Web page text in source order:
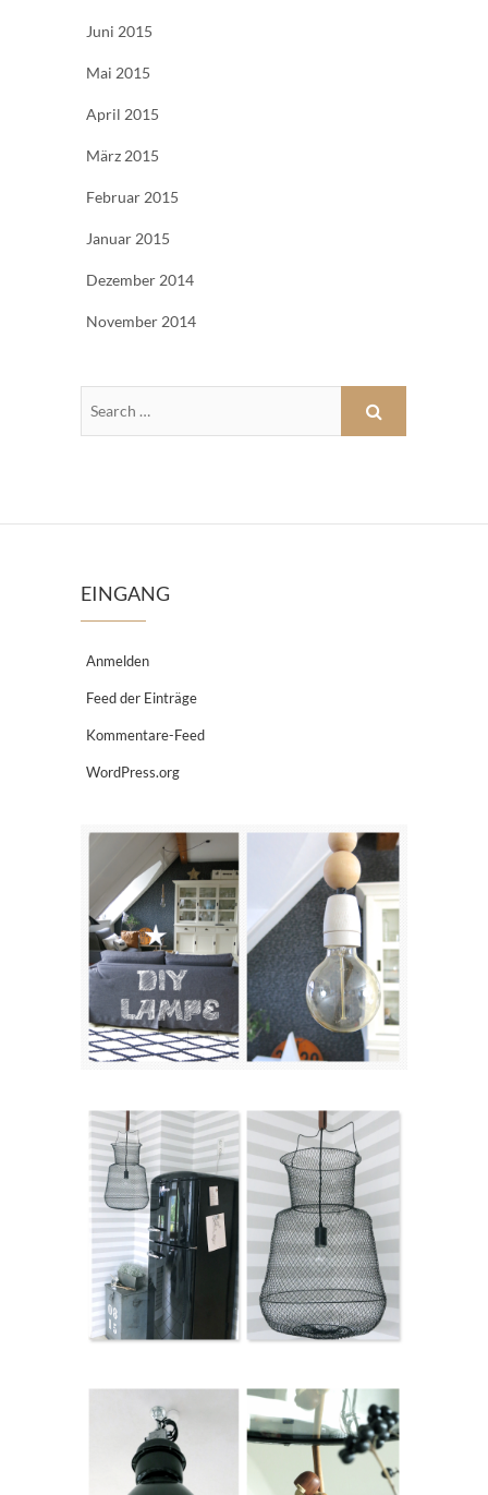
Juni 2015
Mai 2015
April 2015
März 2015
Februar 2015
Januar 2015
Dezember 2014
November 2014
EINGANG
Anmelden
Feed der Einträge
Kommentare-Feed
WordPress.org